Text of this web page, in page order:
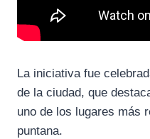
La iniciativa fue
de la ciudad, que
uno de los lugares más
puntana.